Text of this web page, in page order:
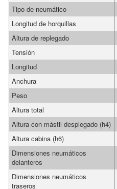
Tipo de neumático
Longitud de horquillas
Altura de replegado
Tensión
Longitud
Anchura
Peso
Altura total
Altura con mástil desplegado (h4)
Altura cabina (h6)
Dimensiones neumáticos
delanteros
Dimensiones neumáticos
traseros